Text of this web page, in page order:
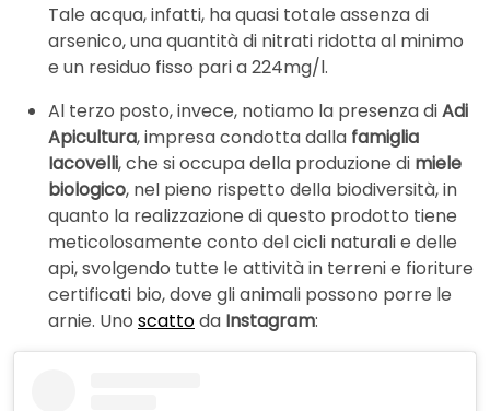
Tale acqua, infatti, ha quasi totale assenza di
arsenico, una quantità di nitrati ridotta al minimo
e un residuo fisso pari a 224mg/l.
Al terzo posto, invece, notiamo la presenza diAdi
Apicultura, impresa condotta dalla famiglia
Iacovelli, che si occupa della produzione di miele
biologico, nel pieno rispetto della biodiversità, in
quanto la realizzazione di questo prodotto tiene
meticolosamente conto del cicli naturali e delle
api, svolgendo tutte le attività in terreni e fioriture
certificati bio, dove gli animali possono porre le
arnie. Uno scattoda Instagram: